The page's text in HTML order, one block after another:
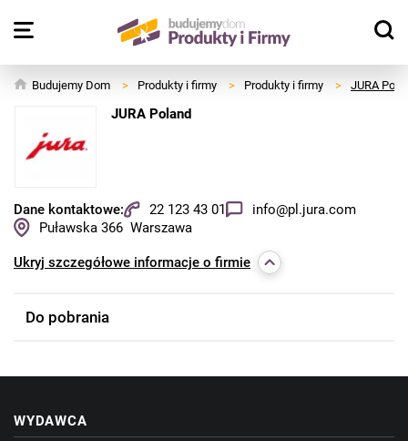
Budujemy Dom > Produkty i firmy > Produkty i firmy > JURA
JURA Poland
Dane kontaktowe: 22 123 43 01
info@pl.jura.com
Puławska 366 Warszawa
Ukryj szczegółowe informacje o firmie
Do pobrania
WYDAWCA